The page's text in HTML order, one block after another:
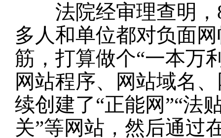
法院经审理查明，
多人和单位都对负面
筋，打算做个“一本万
网站程序、网站域名
续创建了“正能网”“法
关”等网站，然后通过